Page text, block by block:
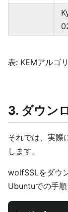
表: KEMアルゴ
3. ダウン
それでは、実際
します。
wolfSSLをダウ
Ubuntuでの手順